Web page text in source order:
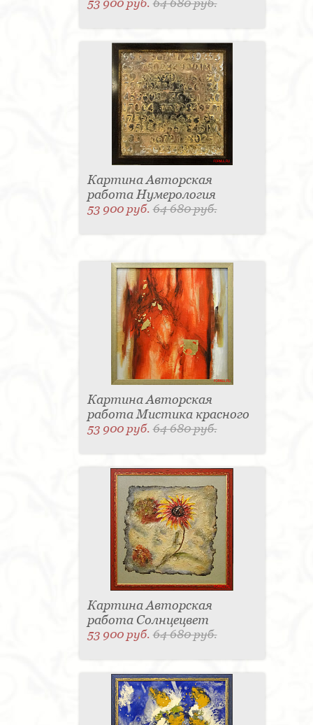
53 900 руб.64 680 руб.
Картина Авторская
работа Нумерология
53 900 руб.64 680 руб.
Картина Авторская
работа Мистика красного
53 900 руб.64 680 руб.
Картина Авторская
работа Солнцецвет
53 900 руб.64 680 руб.